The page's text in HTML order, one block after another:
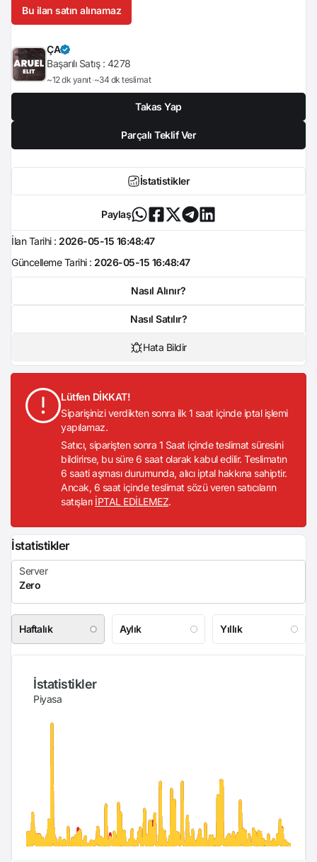
Bu ilan satın alınamaz
ÇA
Başarılı Satış : 4278
~12 dk yanıt ~34 dk teslimat
Takas Yap
Parçalı Teklif Ver
İstatistikler
Paylaş
İlan Tarihi : 2026-05-15 16:48:47
Güncelleme Tarihi : 2026-05-15 16:48:47
Nasıl Alınır?
Nasıl Satılır?
Hata Bildir
Lütfen DİKKAT!
Siparişinizi verdikten sonra ilk 1 saat içinde iptal işlemi
yapılamaz.
Satıcı, siparişten sonra 1 Saat içinde teslimat süresini
bildirirse, bu süre 6 saat olarak kabul edilir. Teslimatın
6 saati aşması durumunda, alıcı iptal hakkına sahiptir.
Ancak, 6 saat içinde teslimat sözü veren satıcıların
satışları İPTAL EDİLEMEZ.
İstatistikler
Haftalık Aylık Yıllık
İstatistikler
Piyasa